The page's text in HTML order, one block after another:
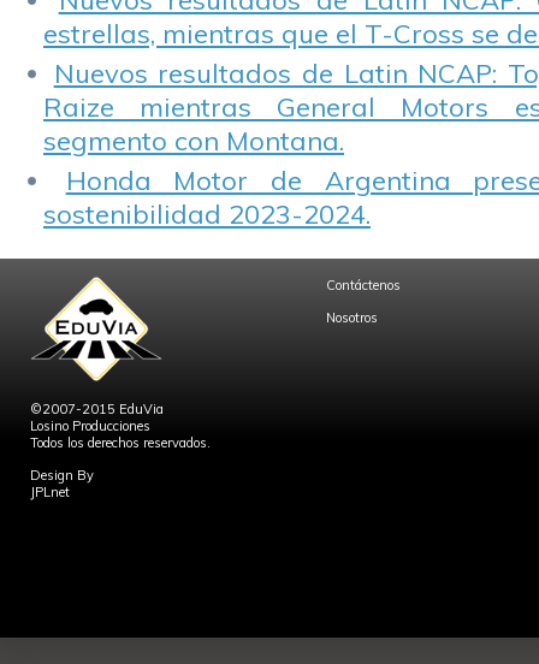
estrellas, mientras que el T-Cross se
Nuevos resultados de Latin NCAP:
Raize mientras General Motors
segmento con Montana.
Honda Motor de Argentina
sostenibilidad 2023-2024.
©2007-2015 EduVia
Losino Producciones
Todos los derechos reservados.
Design By
JPLnet
Contáctenos
Nosotros